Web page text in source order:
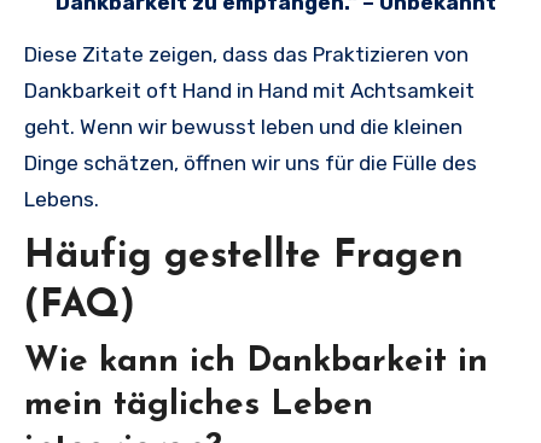
Diese Zitate zeigen, dass das Praktizieren von
Dankbarkeit oft Hand in Hand mit Achtsamkeit
geht. Wenn wir bewusst leben und die kleinen
Dinge schätzen, öffnen wir uns für die Fülle des
Lebens.
Häufig gestellte Fragen
(FAQ)
Wie kann ich Dankbarkeit in
mein tägliches Leben